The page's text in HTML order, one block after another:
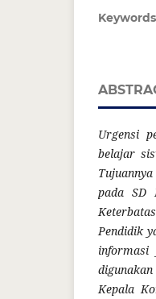
Urgensi
belajar
pada SD
Pendidik
informasi
Kepala